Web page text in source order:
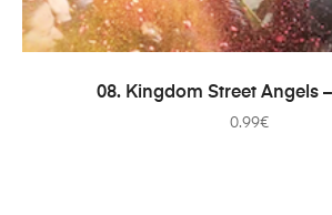
ADICIONAR
08. Kingdom Street Angels
0.99€